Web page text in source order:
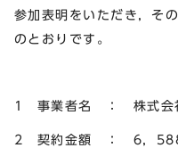
参加表明をいただき，そ
のとおりです。
1 事業者名 ： 株式会
2 契約金額 ： 6，588